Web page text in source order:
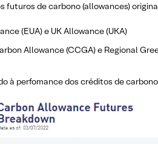
de carbono (allowances)
(EUA) e UK Allowance (UKA)
Allowance (CCGA) e Regional
perfomance dos créditos de carbono